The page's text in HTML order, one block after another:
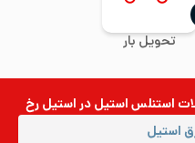
تحویل بار
استنلس استیلدر استیل رخ
استیل